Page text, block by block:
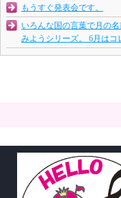
もうすぐ発表会です。
いろんな国の言葉で月の
みようシリーズ。 6月はコ